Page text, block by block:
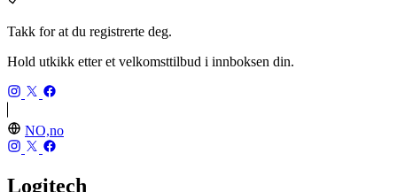
Takk for at du registrerte deg.
Hold utkikk etter et velkomsttilbud i innboksen din.
NO,no
Logitech